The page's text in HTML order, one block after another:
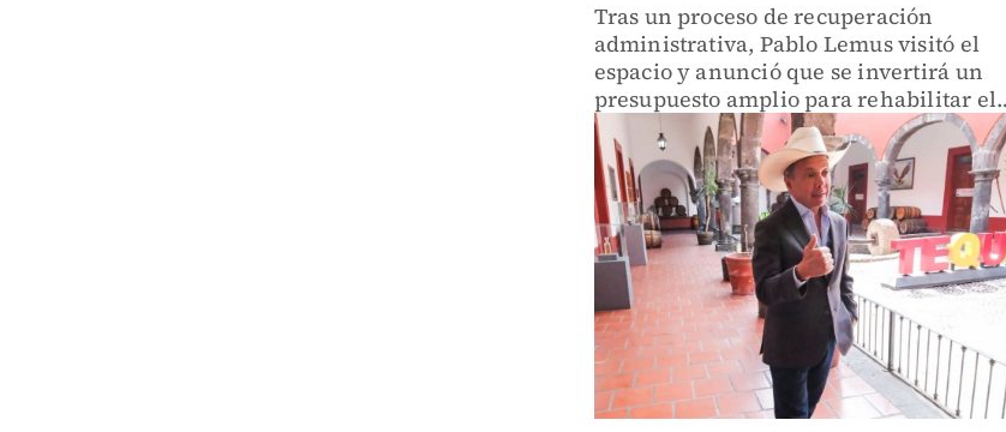
Tras un proceso de recuperación
administrativa, Pablo Lemus visitó el
espacio y anunció que se invertirá un
presupuesto amplio para rehabilitar el
inmueble y convertirlo en un referente
cultural del paisaje agavero